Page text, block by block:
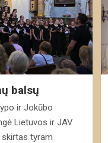
balsų
ir Jokūbo
Lietuvos ir JAV
tyram